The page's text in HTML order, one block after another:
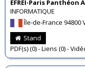
EFREI-Paris Panthéon
INFORMATIQUE
Île-de-France 94800
Stand
PDF(s) (0) - Liens (0) -